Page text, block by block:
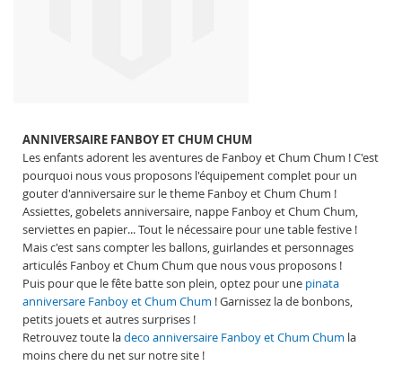
ANNIVERSAIRE FANBOY ET CHUM CHUM
Les enfants adorent les aventures de Fanboy et Chum Chum ! C'est
pourquoi nous vous proposons l'équipement complet pour un
gouter d'anniversaire sur le theme Fanboy et Chum Chum !
Assiettes, gobelets anniversaire, nappe Fanboy et Chum Chum,
serviettes en papier... Tout le nécessaire pour une table festive !
Mais c'est sans compter les ballons, guirlandes et personnages
articulés Fanboy et Chum Chum que nous vous proposons !
Puis pour que le fête batte son plein, optez pour une pinata
anniversare Fanboy et Chum Chum ! Garnissez la de bonbons,
petits jouets et autres surprises !
Retrouvez toute ladeco anniversaire Fanboy et Chum Chum la
moins chere du net sur notre site !